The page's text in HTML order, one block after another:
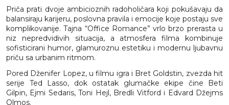
Priča prati dvoje ambicioznih radoholičara koji pokušavaju da
balansiraju karijeru, poslovna pravila i emocije koje postaju sve
komplikovanije. Tajna “Office Romance” vrlo brzo prerasta u
niz nepredvidivih situacija, a atmosfera filma kombinuje
sofisticirani humor, glamuroznu estetiku i modernu ljubavnu
priču sa urbanim ritmom.
Pored Dženifer Lopez, u filmu igra i Bret Goldstin, zvezda hit
serije Ted Lasso, dok ostatak glumačke ekipe čine Beti
Gilpin, Ejmi Sedaris, Toni Hejl, Bredli Vitford i Edvard Džejms
Olmos.